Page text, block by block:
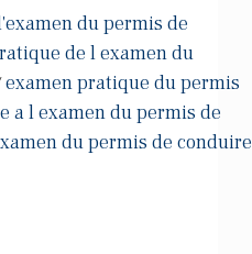
du permis de
de l examen du
examen pratique du permis
a l examen du permis de
du permis de conduire